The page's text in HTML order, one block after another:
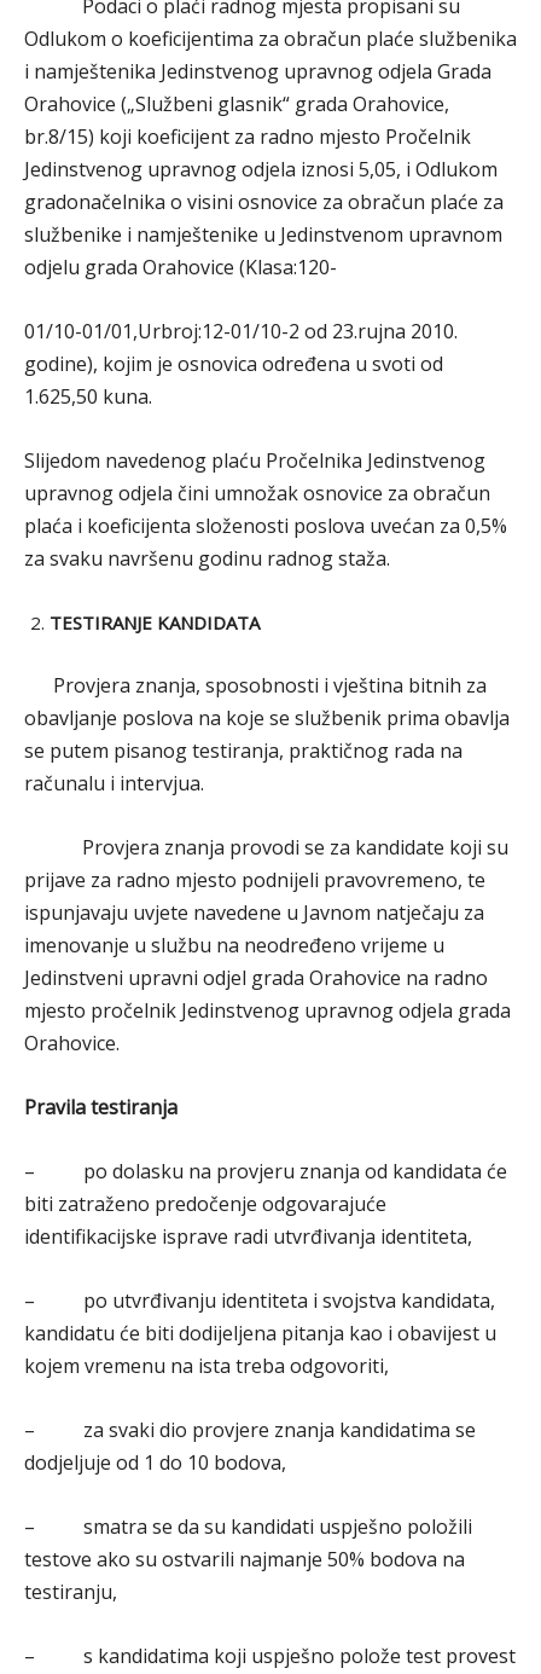
Podaci o plaći radnog mjesta propisani su
Odlukom o koeficijentima za obračun plaće službenika
i namještenika Jedinstvenog upravnog odjela Grada
Orahovice („Službeni glasnik“ grada Orahovice,
br.8/15) koji koeficijent za radno mjesto Pročelnik
Jedinstvenog upravnog odjela iznosi 5,05, i Odlukom
gradonačelnika o visini osnovice za obračun plaće za
službenike i namještenike u Jedinstvenom upravnom
odjelu grada Orahovice (Klasa:120-
01/10-01/01,Urbroj:12-01/10-2 od 23.rujna 2010.
godine), kojim je osnovica određena u svoti od
1.625,50 kuna.
Slijedom navedenog plaću Pročelnika Jedinstvenog
upravnog odjela čini umnožak osnovice za obračun
plaća i koeficijenta složenosti poslova uvećan za 0,5%
za svaku navršenu godinu radnog staža.
TESTIRANJE KANDIDATA
Provjera znanja, sposobnosti i vještina bitnih za
obavljanje poslova na koje se službenik prima obavlja
se putem pisanog testiranja, praktičnog rada na
računalu i intervjua.
Provjera znanja provodi se za kandidate koji su
prijave za radno mjesto podnijeli pravovremeno, te
ispunjavaju uvjete navedene u Javnom natječaju za
imenovanje u službu na neodređeno vrijeme u
Jedinstveni upravni odjel grada Orahovice na radno
mjesto pročelnik Jedinstvenog upravnog odjela grada
Orahovice.
Pravila testiranja
– po dolasku na provjeru znanja od kandidata će
biti zatraženo predočenje odgovarajuće
identifikacijske isprave radi utvrđivanja identiteta,
– po utvrđivanju identiteta i svojstva kandidata,
kandidatu će biti dodijeljena pitanja kao i obavijest u
kojem vremenu na ista treba odgovoriti,
– za svaki dio provjere znanja kandidatima se
dodjeljuje od 1 do 10 bodova,
– smatra se da su kandidati uspješno položili
testove ako su ostvarili najmanje 50% bodova na
testiranju,
– s kandidatima koji uspješno polože test provest